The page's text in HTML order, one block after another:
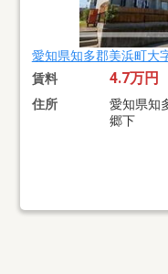
愛知県知多郡美浜町大
賃料 4.7万円
住所
愛知県知
郷下